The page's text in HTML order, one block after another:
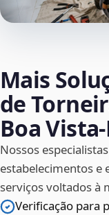
Mais
de
Boa
Nossos
estabelecimentos e
serviços voltados à
Verificação para